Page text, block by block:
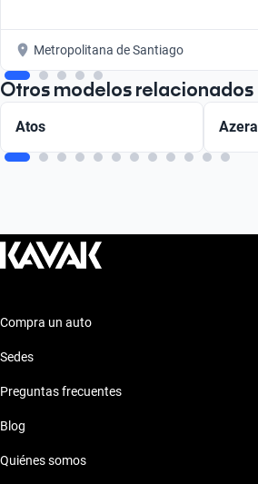
Metropolitana de Santiago
Otros modelos relacionados
Atos Azera
Compra un auto
Sedes
Preguntas frecuentes
Blog
Quiénes somos